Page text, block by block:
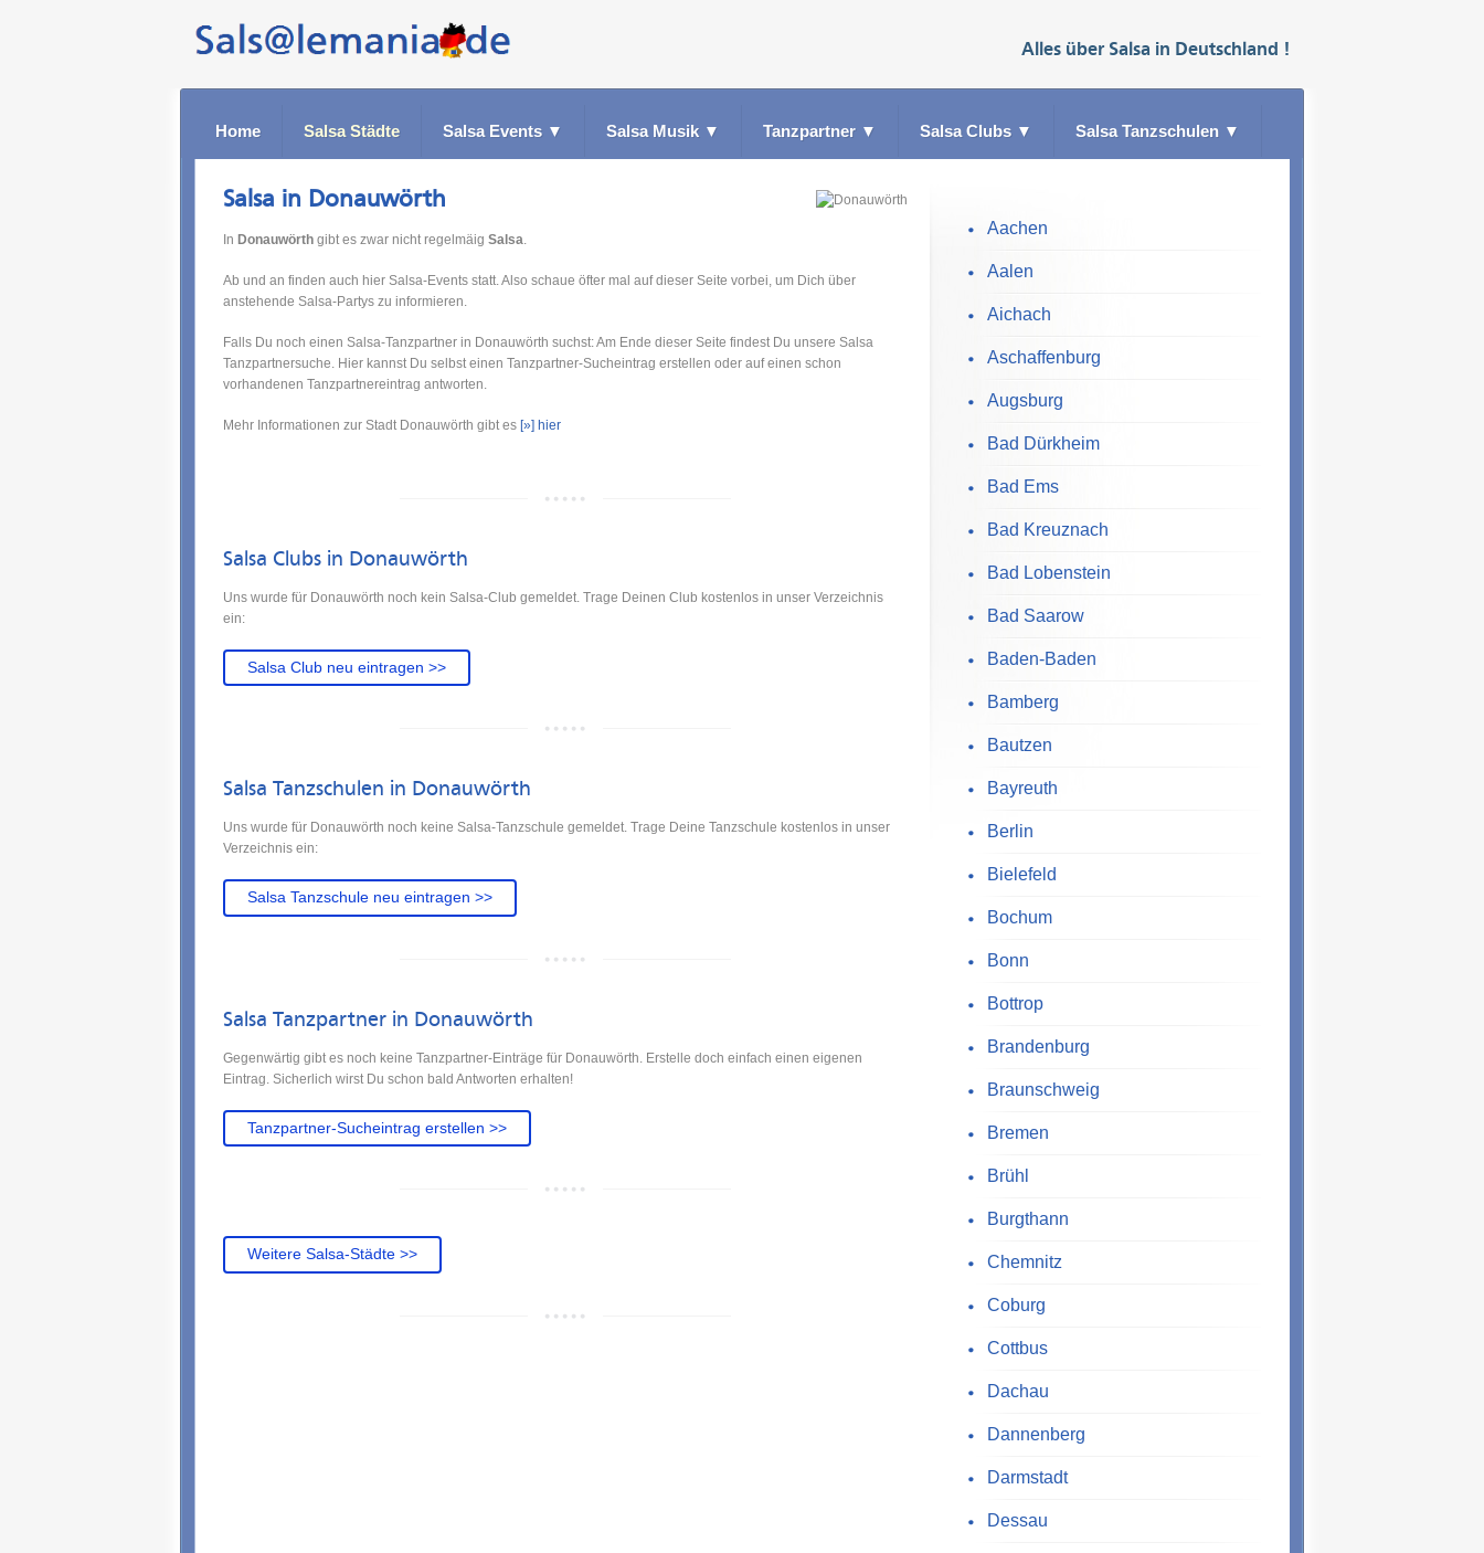
Alles über Salsa in Deutschland !
Home Salsa Städte Salsa Events ▼ Salsa Musik ▼ Tanzpartner ▼ Salsa Clubs ▼ Salsa Tanzschulen ▼
Salsa in Donauwörth
In Donauwörth gibt es zwar nicht regelmäig Salsa.
Ab und an finden auch hier Salsa-Events statt. Also schaue öfter mal auf dieser Seite vorbei, um Dich über
anstehende Salsa-Partys zu informieren.
Falls Du noch einen Salsa-Tanzpartner in Donauwörth suchst: Am Ende dieser Seite findest Du unsere Salsa
Tanzpartnersuche. Hier kannst Du selbst einen Tanzpartner-Sucheintrag erstellen oder auf einen schon
vorhandenen Tanzpartnereintrag antworten.
Mehr Informationen zur Stadt Donauwörth gibt es [»] hier
Salsa Clubs in Donauwörth
Uns wurde für Donauwörth noch kein Salsa-Club gemeldet. Trage Deinen Club kostenlos in unser Verzeichnis
ein:
Salsa Club neu eintragen >>
Salsa Tanzschulen in Donauwörth
Uns wurde für Donauwörth noch keine Salsa-Tanzschule gemeldet. Trage Deine Tanzschule kostenlos in unser
Verzeichnis ein:
Salsa Tanzschule neu eintragen >>
Salsa Tanzpartner in Donauwörth
Gegenwärtig gibt es noch keine Tanzpartner-Einträge für Donauwörth. Erstelle doch einfach einen eigenen
Eintrag. Sicherlich wirst Du schon bald Antworten erhalten!
Tanzpartner-Sucheintrag erstellen >>
Weitere Salsa-Städte >>
Aachen
Aalen
Aichach
Aschaffenburg
Augsburg
Bad Dürkheim
Bad Ems
Bad Kreuznach
Bad Lobenstein
Bad Saarow
Baden-Baden
Bamberg
Bautzen
Bayreuth
Berlin
Bielefeld
Bochum
Bonn
Bottrop
Brandenburg
Braunschweig
Bremen
Brühl
Burgthann
Chemnitz
Coburg
Cottbus
Dachau
Dannenberg
Darmstadt
Dessau